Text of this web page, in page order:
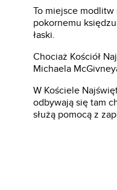
To miejsce
pokornemu
łaski.
Chociaż Kościół
Michaela
W Kościele
odbywają się tam
służą pomocą z